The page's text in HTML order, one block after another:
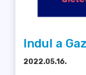
Indul a
2022.05.16.